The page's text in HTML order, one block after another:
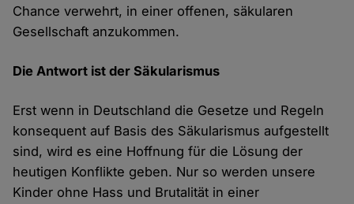
Chance verwehrt, in einer offenen, säkularen
Gesellschaft anzukommen.
Die Antwort ist der Säkularismus
Erst wenn in Deutschland die Gesetze und Regeln
konsequent auf Basis des Säkularismus aufgestellt
sind, wird es eine Hoffnung für die Lösung der
heutigen Konflikte geben. Nur so werden unsere
Kinder ohne Hass und Brutalität in einer